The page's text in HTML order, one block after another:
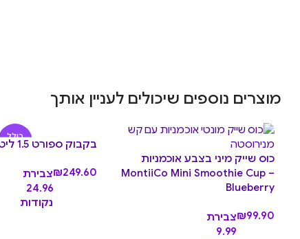
מוצרים נוספים שיכולים לעניין אותך
כוס שייק מיני בצבע אוכמניות
MontiiCo Mini Smoothie Cup –
Blueberry
₪99.90
צבירת
9.99
כולל
באמפר בקבוק ספורט 1.5 ליטר Midnight
₪249.60
צבירת
24.96
נקודות